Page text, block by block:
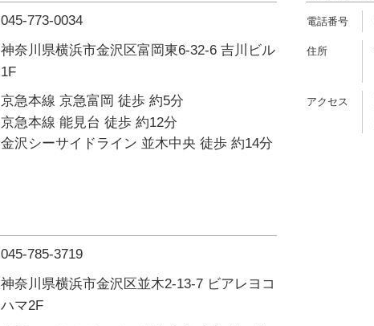
045-773-0034
神奈川県横浜市金沢区富岡東6-32-6 吉川ビル
1F
京急本線 京急富岡 徒歩 約5分
京急本線 能見台 徒歩 約12分
金沢シーサイドライン 並木中央 徒歩 約14分
045-785-3719
神奈川県横浜市金沢区並木2-13-7 ビアレヨコ
ハマ2F